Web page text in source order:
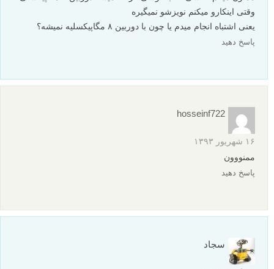
وقتی اینکارو میکنم نویزشو نمیگیره
یعنی اشتباه انجام میدم یا چون با دوربین ۸ مگاپیکسلیه نمیشه؟
پاسخ دهید
hosseinf722
۱۶ شهریور ۱۳۹۳
ممنووون
پاسخ دهید
سجاد